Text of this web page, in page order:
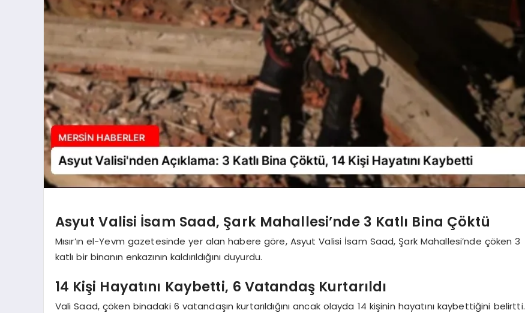
Asyut Valisi İsam Saad, Şark Mahallesi’nde 3 Katlı Bina Çöktü
Mısır’ın el-Yevm gazetesinde yer alan habere göre, Asyut Valisi İsam Saad, Şark Mahallesi’nde çöken 3
katlı bir binanın enkazının kaldırıldığını duyurdu.
14 Kişi Hayatını Kaybetti, 6 Vatandaş Kurtarıldı
Vali Saad, çöken binadaki 6 vatandaşın kurtarıldığını ancak olayda 14 kişinin hayatını kaybettiğini belirtti.